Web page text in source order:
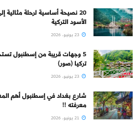
20 نصيحة أساسية لرحلة مثالية
الأسود التركية
5 وجهات قريبة من إسطنبول
تركيا (صور)
شارع بغداد في إسطنبول أهم
معرفته !!